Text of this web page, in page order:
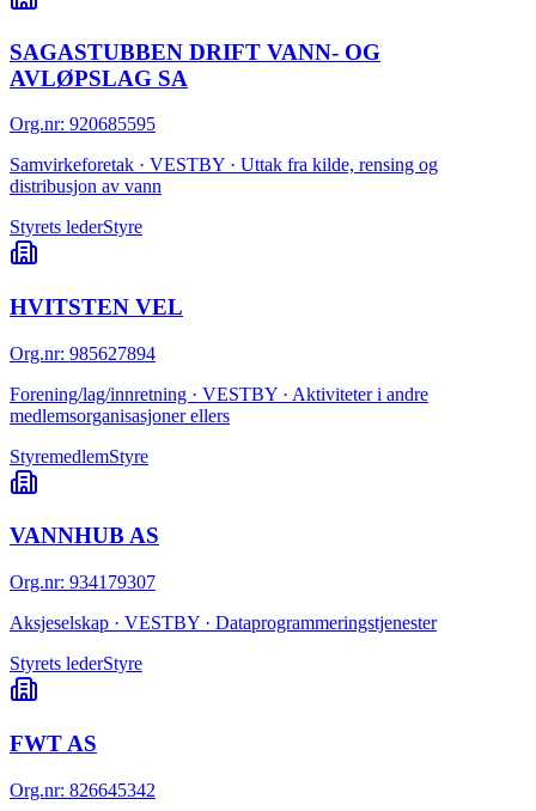
SAGASTUBBEN DRIFT VANN- OG
AVLØPSLAG SA
Org.nr: 920685595
Samvirkeforetak · VESTBY · Uttak fra kilde, rensing og
distribusjon av vann
Styrets lederStyre
HVITSTEN VEL
Org.nr: 985627894
Forening/lag/innretning · VESTBY · Aktiviteter i andre
medlemsorganisasjoner ellers
StyremedlemStyre
VANNHUB AS
Org.nr: 934179307
Aksjeselskap · VESTBY · Dataprogrammeringstjenester
Styrets lederStyre
FWT AS
Org.nr: 826645342